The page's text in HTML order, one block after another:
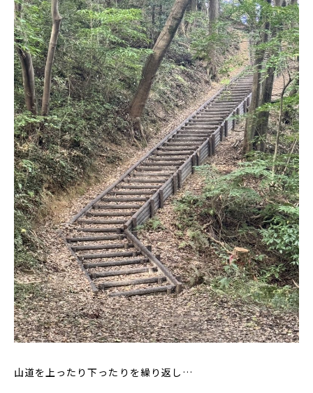
山道を上ったり下ったりを繰り返し…